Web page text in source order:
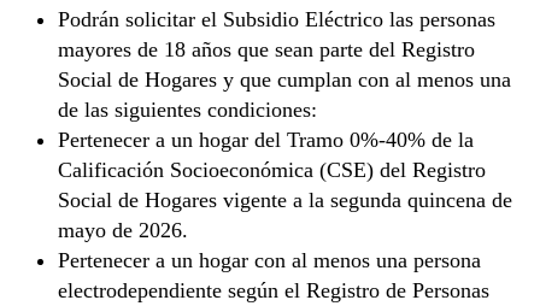
Podrán solicitar el Subsidio Eléctrico las personas
mayores de 18 años que sean parte del Registro
Social de Hogares y que cumplan con al menos una
de las siguientes condiciones:
Pertenecer a un hogar del Tramo 0%-40% de la
Calificación Socioeconómica (CSE) del Registro
Social de Hogares vigente a la segunda quincena de
mayo de 2026.
Pertenecer a un hogar con al menos una persona
electrodependiente según el Registro de Personas